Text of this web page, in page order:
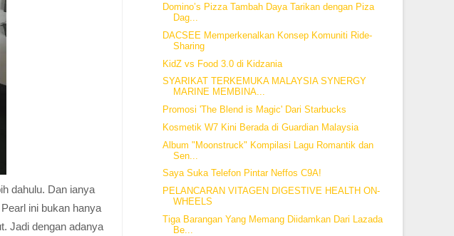
dahulu. Dan ianya
ini bukan hanya
Jadi dengan adanya
Domino’s Pizza Tambah Daya Tarikan dengan Piza
Dag...
DACSEE Memperkenalkan Konsep Komuniti Ride-
Sharing
KidZ vs Food 3.0 di Kidzania
SYARIKAT TERKEMUKA MALAYSIA SYNERGY
MARINE MEMBINA...
Promosi 'The Blend is Magic' Dari Starbucks
Kosmetik W7 Kini Berada di Guardian Malaysia
Album "Moonstruck" Kompilasi Lagu Romantik dan
Sen...
Saya Suka Telefon Pintar Neffos C9A!
PELANCARAN VITAGEN DIGESTIVE HEALTH ON-
WHEELS
Tiga Barangan Yang Memang Diidamkan Dari Lazada
Be...